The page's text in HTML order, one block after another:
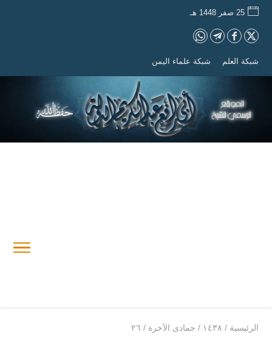
25 صفر 1448 هـ
شبكة العلم شبكة علماء اليمن
الرئيسية / ۱٤۳۸ / جمادى الآخرة / ۲٦